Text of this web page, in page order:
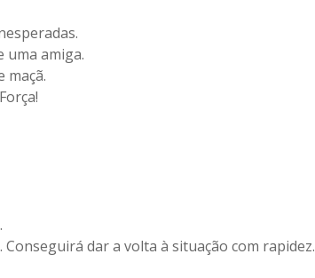
uma amiga.
maçã.
dar a volta à situação com rapidez.